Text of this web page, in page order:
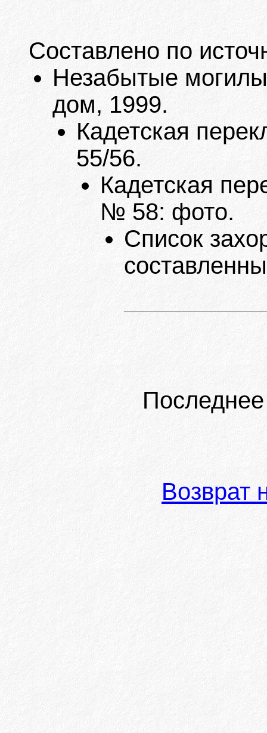
Составлено по
Незабытые
дом, 1999.
Кадетская
55/56.
Кадетская
№ 58: фото.
Список
Возврат